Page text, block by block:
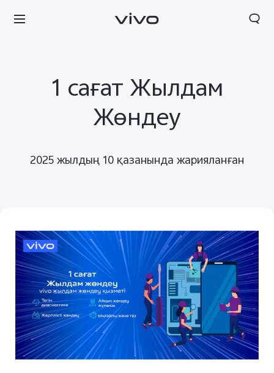
Казахстан(kk) | Елді/аймақты таңдаңыз
1 сағат Жылдам
Жөндеу
2025 жылдың 10 қазанында жарияланған